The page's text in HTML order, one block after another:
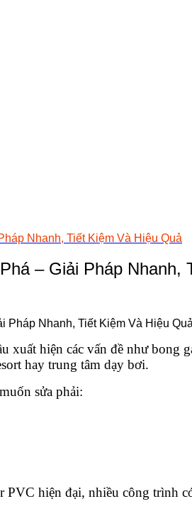
Nhanh, Tiết Kiệm Và Hiệu Quả
– Giải Pháp Nhanh,
xuất hiện các vấn đề như
hay trung tâm dạy bơi.
sửa phải:
hiện đại, nhiều công trình